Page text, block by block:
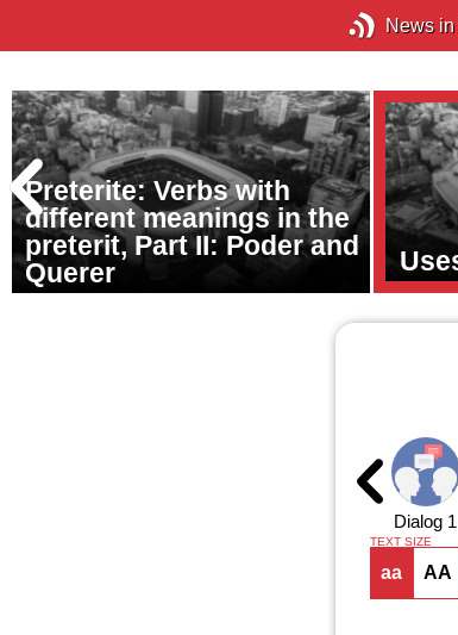
News
Preterite: Verbs with
different meanings in the
preterit, Part II: Poder and
Querer
Dialog 1
TEXT SIZE
aa AA